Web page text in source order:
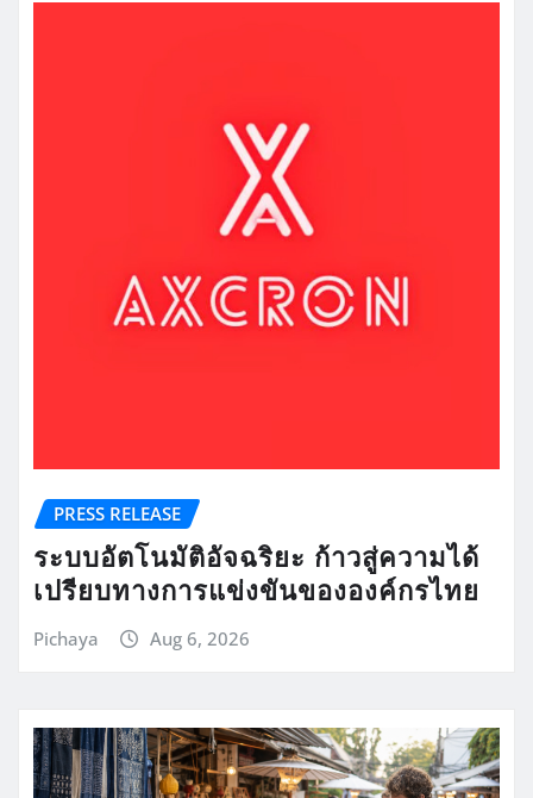
PRESS RELEASE
ระบบอัตโนมัติอัจฉริยะ ก้าวสู่ความได้
เปรียบทางการแข่งขันขององค์กรไทย
Pichaya Aug 6, 2026